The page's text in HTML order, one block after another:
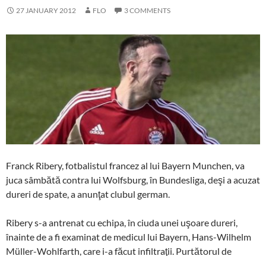
27 JANUARY 2012 FLO 3 COMMENTS
Franck Ribery, fotbalistul francez al lui Bayern Munchen, va
juca sâmbătă contra lui Wolfsburg, în Bundesliga, deşi a acuzat
dureri de spate, a anunţat clubul german.
Ribery s-a antrenat cu echipa, în ciuda unei uşoare dureri,
înainte de a fi examinat de medicul lui Bayern, Hans-Wilhelm
Müller-Wohlfarth, care i-a făcut infiltraţii. Purtătorul de